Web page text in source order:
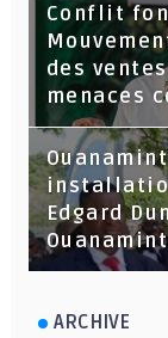
Conflit
des
menaces
Edgard
ARCHIVE